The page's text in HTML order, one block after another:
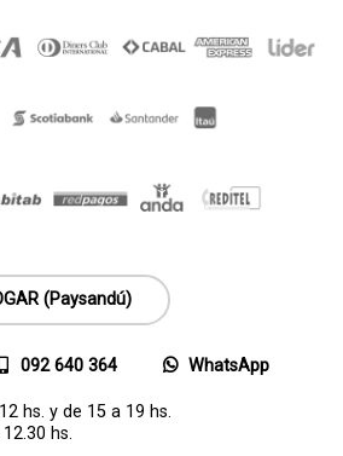
(Paysandú)
092 640 364 WhatsApp
hs. y de 15 a 19 hs.
hs.